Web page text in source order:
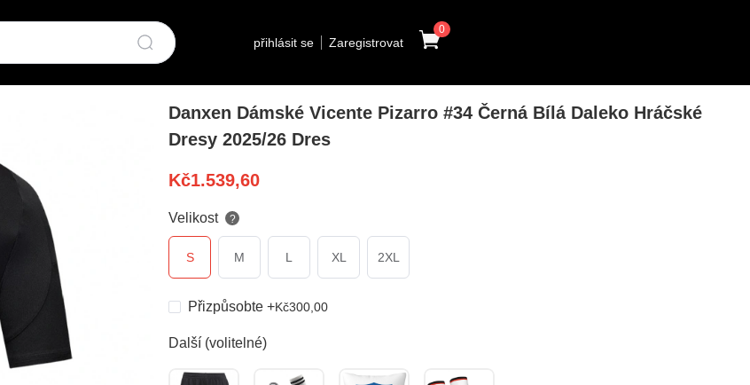
přihlásit se Zaregistrovat
0
Danxen Dámské Vicente Pizarro #34 Černá Bílá Daleko Hráčské
Dresy 2025/26 Dres
Kč1.539,60
Velikost ?
S M L XL 2XL
Přizpůsobte +Kč300,00
Další (volitelné)